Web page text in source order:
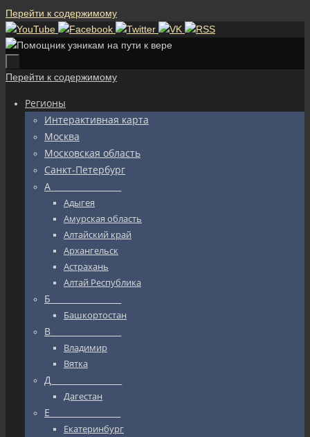
Перейти к содержимому
Перейти к содержимому
Регионы
Интерактивная карта
Москва
Московская область
Санкт-Петербург
А_________________
Адыгея
Амурская область
Алтайский край
Архангельск
Астрахань
Алтай Республика
Б_________________
Башкортостан
В_________________
Владимир
Вятка
Д_________________
Дагестан
Е_________________
Екатеринбург